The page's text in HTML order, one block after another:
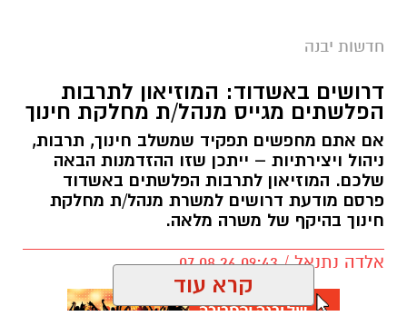
חדשות יבנה
דרושים באשדוד: המוזיאון לתרבות
הפלשתים מגייס מנהל/ת מחלקת חינוך
אם אתם מחפשים תפקיד שמשלב חינוך, תרבות,
ניהול ויצירתיות – ייתכן שזו ההזדמנות הבאה
שלכם. המוזיאון לתרבות הפלשתים באשדוד
פרסם מודעת דרושים למשרת מנהל/ת מחלקת
חינוך בהיקף של משרה מלאה.
אלדה נתנאל / 09:43 07.08.26
קרא עוד